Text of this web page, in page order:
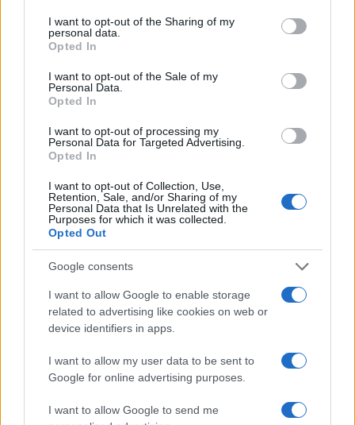
not limited to your visit or usage behaviour. You may click to
grant or deny consent to Google and its third-party tags to
use your data for below specified purposes in below Google
consent section.
I want to opt-out of the Sharing of my
personal data.
Opted In
I want to opt-out of the Sale of my
Personal Data.
Opted In
I want to opt-out of processing my
Personal Data for Targeted Advertising.
Opted In
I want to opt-out of Collection, Use,
Retention, Sale, and/or Sharing of my
Personal Data that Is Unrelated with the
Purposes for which it was collected.
Opted Out
Google consents
I want to allow Google to enable storage
related to advertising like cookies on web or
device identifiers in apps.
I want to allow my user data to be sent to
Google for online advertising purposes.
I want to allow Google to send me
Λίζα που βρέθηκε νεκρή στην Κυψέλη
Αριστοτέλης Δαμίγος: Στο Αποτεφρωτήριο
σύνδεσμο του ελικοπτέρου που έπεσε στην
Ψάθα
Πιο σχολιασμένα
Μητσοτάκης στην υπογραφή συμφωνίας
για την ηλεκτρική διασύνδεση Ελλάδας –
Κύπρου: «Ισχυρή ψήφος εμπιστοσύνης» η
είσοδος της Meridiam στην GSI
184 Έφυγαν οι συνεργάτες, μένει η Μαρία
Καρυστιανού - Η επόμενη μέρα για την
«Ελπίδα για τη Δημοκρατία»
Canadair 515: Οι πρώτες εικόνες από την
κατασκευή του αεροσκάφους που θα
επιχειρεί και τη νύχτα στα μέτωπα της
Αυγερινός, Μουτσάτσου και ακόμη 20
πρώην στελέχη κατά Καρυστιανού: «Δεν
«συγκεντρωτικό μοντέλο»